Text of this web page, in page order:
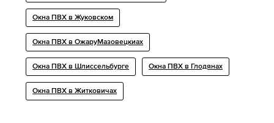
Окна ПВХ в Жуковском
Окна ПВХ в ОжаруМазовецкиах
Окна ПВХ в Шлиссельбурге Окна ПВХ в Глодянах
Окна ПВХ в Житковичах